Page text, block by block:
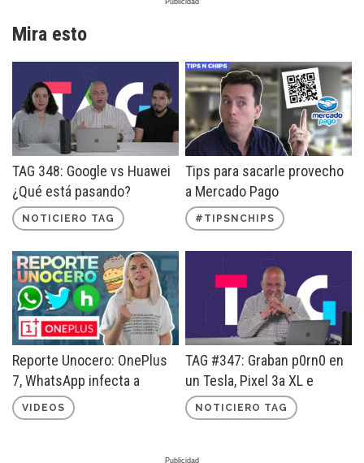
Mira esto
TAG 348: Google vs Huawei
¿Qué está pasando?
NOTICIERO TAG
Tips para sacarle provecho
a Mercado Pago
#TIPSNCHIPS
Reporte Unocero: OnePlus
7, WhatsApp infecta a
millones y más
VIDEOS
TAG #347: Graban p0rn0 en
un Tesla, Pixel 3a XL e
¿Internet en todo México?
NOTICIERO TAG